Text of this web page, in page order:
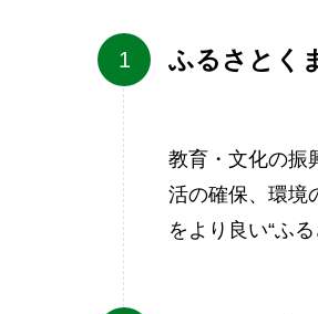
ふるさとく
教育・文化の振
活の確保、環境
をより良い“ふ